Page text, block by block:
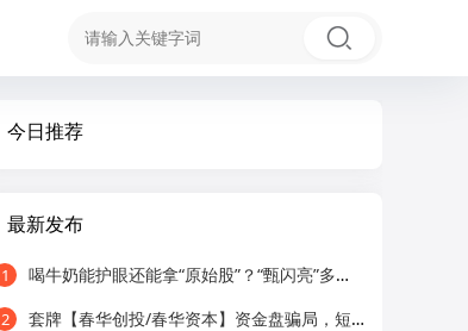
今日推荐
最新发布
1 喝牛奶能护眼还能拿“原始股”？“甄闪亮”多级代理被疑传销！
2 套牌【春华创投/春华资本】资金盘骗局，短期收割快杀盘，远离！